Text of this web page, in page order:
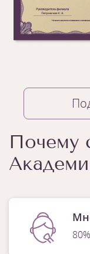
Почему